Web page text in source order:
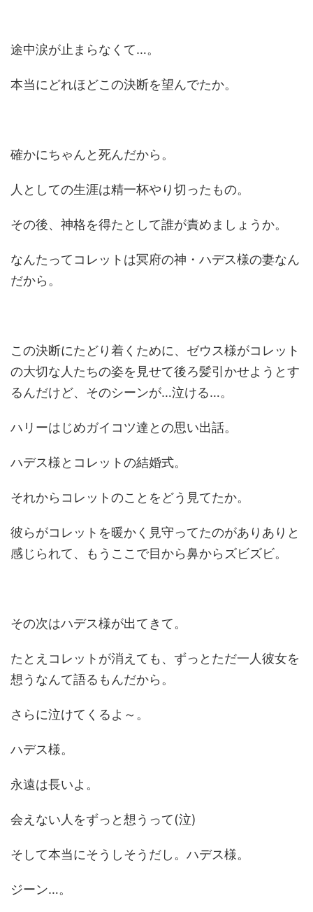
途中涙が止まらなくて…。
本当にどれほどこの決断を望んでたか。
確かにちゃんと死んだから。
人としての生涯は精一杯やり切ったもの。
その後、神格を得たとして誰が責めましょうか。
なんたってコレットは冥府の神・ハデス様の妻なん
だから。
この決断にたどり着くために、ゼウス様がコレット
の大切な人たちの姿を見せて後ろ髪引かせようとす
るんだけど、そのシーンが…泣ける…。
ハリーはじめガイコツ達との思い出話。
ハデス様とコレットの結婚式。
それからコレットのことをどう見てたか。
彼らがコレットを暖かく見守ってたのがありありと
感じられて、もうここで目から鼻からズビズビ。
その次はハデス様が出てきて。
たとえコレットが消えても、ずっとただ一人彼女を
想うなんて語るもんだから。
さらに泣けてくるよ～。
ハデス様。
永遠は長いよ。
会えない人をずっと想うって(泣)
そして本当にそうしそうだし。ハデス様。
ジーン…。